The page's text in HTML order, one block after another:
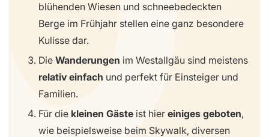
blühenden Wiesen und schneebedeckten
Berge im Frühjahr stellen eine ganz besondere
Kulisse dar.
Die Wanderungen im Westallgäu sind meistens
relativ einfach und perfekt für Einsteiger und
Familien.
Für die kleinen Gäste ist hier einiges geboten,
wie beispielsweise beim Skywalk, diversen